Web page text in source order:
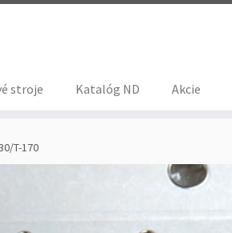
stroje Katalóg ND Akcie
T-170